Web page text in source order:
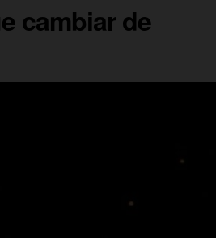
cambiar de